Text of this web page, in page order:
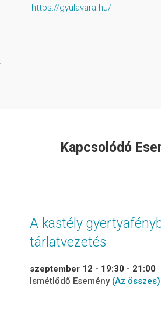
https://gyulavara.hu/
Kapcsolódó
A kastély
tárlatvezetés
szeptember 12 - 19:30 - 21:00
Ismétlődő Esemény (Az összes)